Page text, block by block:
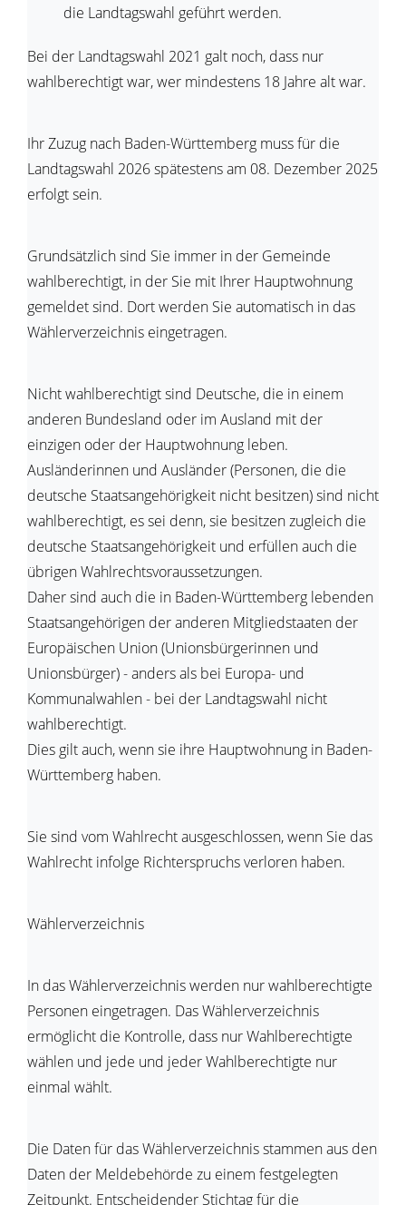
die Landtagswahl geführt werden.
Bei der Landtagswahl 2021 galt noch, dass nur
wahlberechtigt war, wer mindestens 18 Jahre alt war.
Ihr Zuzug nach Baden-Württemberg muss für die
Landtagswahl 2026 spätestens am 08. Dezember 2025
erfolgt sein.
Grundsätzlich sind Sie immer in der Gemeinde
wahlberechtigt, in der Sie mit Ihrer Hauptwohnung
gemeldet sind. Dort werden Sie automatisch in das
Wählerverzeichnis eingetragen.
Nicht wahlberechtigt sind Deutsche, die in einem
anderen Bundesland oder im Ausland mit der
einzigen oder der Hauptwohnung leben.
Ausländerinnen und Ausländer (Personen, die die
deutsche Staatsangehörigkeit nicht besitzen) sind nicht
wahlberechtigt, es sei denn, sie besitzen zugleich die
deutsche Staatsangehörigkeit und erfüllen auch die
übrigen Wahlrechtsvoraussetzungen.
Daher sind auch die in Baden-Württemberg lebenden
Staatsangehörigen der anderen Mitgliedstaaten der
Europäischen Union (Unionsbürgerinnen und
Unionsbürger) - anders als bei Europa- und
Kommunalwahlen - bei der Landtagswahl nicht
wahlberechtigt.
Dies gilt auch, wenn sie ihre Hauptwohnung in Baden-
Württemberg haben.
Sie sind vom Wahlrecht ausgeschlossen, wenn Sie das
Wahlrecht infolge Richterspruchs verloren haben.
Wählerverzeichnis
In das Wählerverzeichnis werden nur wahlberechtigte
Personen eingetragen. Das Wählerverzeichnis
ermöglicht die Kontrolle, dass nur Wahlberechtigte
wählen und jede und jeder Wahlberechtigte nur
einmal wählt.
Die Daten für das Wählerverzeichnis stammen aus den
Daten der Meldebehörde zu einem festgelegten
Zeitpunkt. Entscheidender Stichtag für die